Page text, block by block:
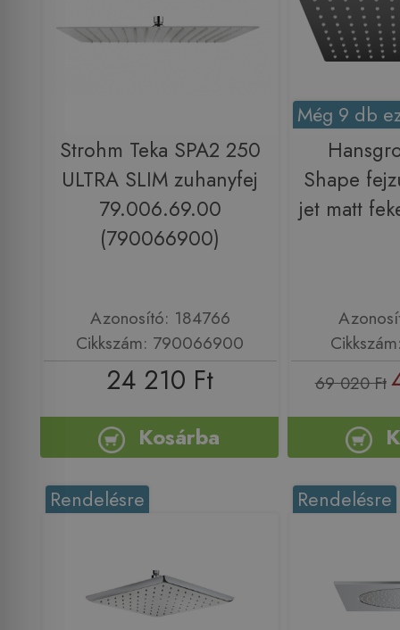
Strohm Teka SPA2 250
ULTRA SLIM zuhanyfej
79.006.69.00
(790066900)
Azonosító: 184766
Cikkszám: 790066900
24 210 Ft
Kosárba
Még 9 db
Shape
jet matt
69 020 Ft
Rendelésre Rendelésre